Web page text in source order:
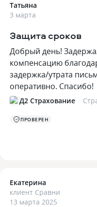
Татьяна
3 марта
Защита сроков
Добрый день!
компенсацию
задержка/утрата
оперативно. Спасибо!
Д2 Страхование
ПРОВЕРЕН
Екатерина
клиент Сравни
13 марта 2025